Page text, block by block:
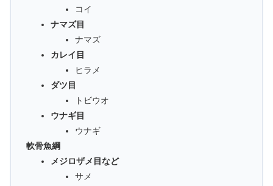
コイ
ナマズ目
ナマズ
カレイ目
ヒラメ
ダツ目
トビウオ
ウナギ目
ウナギ
軟骨魚綱
メジロザメ目など
サメ